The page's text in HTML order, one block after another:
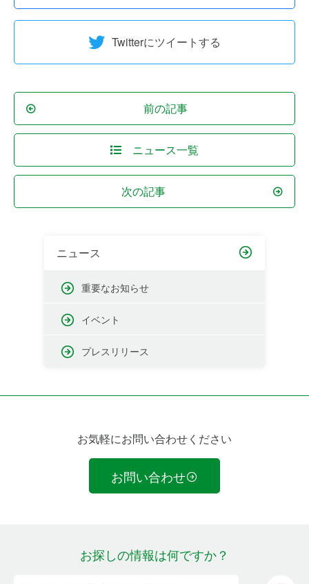
ニュース
重要なお知らせ
イベント
プレスリリース
Twitterにツイートする
前の記事
ニュース一覧
次の記事
お気軽にお問い合わせください
お問い合わせ
お探しの情報は何ですか？